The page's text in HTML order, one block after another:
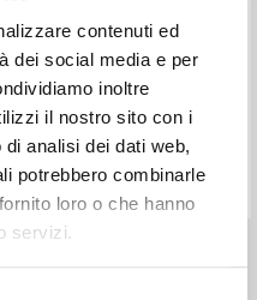
contenuti ed
dei social media e per
inoltre
il nostro sito con i
analisi dei dati web,
potrebbero combinarle
loro o che hanno
servizi.
: Milano